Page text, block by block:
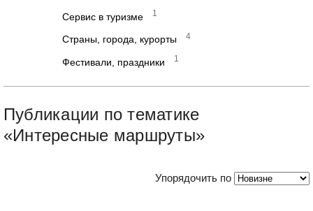
Сервис в туризме 1
Страны, города, курорты 4
Фестивали, праздники 1
Публикации по тематике
«Интересные маршруты»
Упорядочить по